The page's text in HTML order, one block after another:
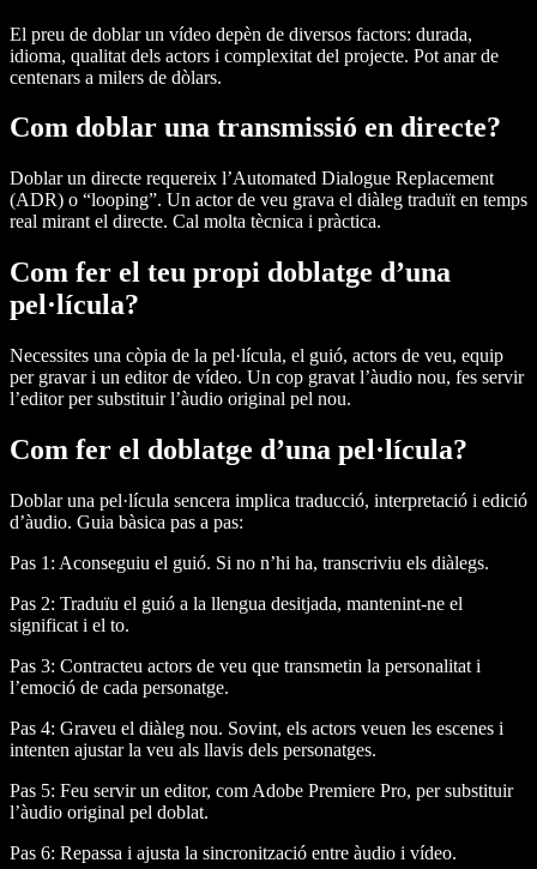
El preu de doblar un vídeo depèn de diversos factors: durada,
idioma, qualitat dels actors i complexitat del projecte. Pot anar de
centenars a milers de dòlars.
Com doblar una transmissió en directe?
Doblar un directe requereix l’Automated Dialogue Replacement
(ADR) o “looping”. Un actor de veu grava el diàleg traduït en temps
real mirant el directe. Cal molta tècnica i pràctica.
Com fer el teu propi doblatge d’una
pel·lícula?
Necessites una còpia de la pel·lícula, el guió, actors de veu, equip
per gravar i un editor de vídeo. Un cop gravat l’àudio nou, fes servir
l’editor per substituir l’àudio original pel nou.
Com fer el doblatge d’una pel·lícula?
Doblar una pel·lícula sencera implica traducció, interpretació i edició
d’àudio. Guia bàsica pas a pas:
Pas 1: Aconseguiu el guió. Si no n’hi ha, transcriviu els diàlegs.
Pas 2: Traduïu el guió a la llengua desitjada, mantenint-ne el
significat i el to.
Pas 3: Contracteu actors de veu que transmetin la personalitat i
l’emoció de cada personatge.
Pas 4: Graveu el diàleg nou. Sovint, els actors veuen les escenes i
intenten ajustar la veu als llavis dels personatges.
Pas 5: Feu servir un editor, com Adobe Premiere Pro, per substituir
l’àudio original pel doblat.
Pas 6: Repassa i ajusta la sincronització entre àudio i vídeo.